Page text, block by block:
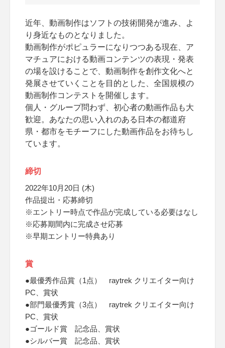
近年、動画制作はソフトの技術開発が進み、よ
り身近なものとなりました。
動画制作がポピュラーになりつつある現在、ア
マチュアにおける動画コンテンツの表現・発表
の場を設けることで、動画制作を創作文化へと
発展させていくことを目的とした、全国規模の
動画制作コンテストを開催します。
個人・グループ問わず、初心者の動画作品も大
歓迎。あなたの思い入れのある日本の都道府
県・都市をモチーフにした動画作品をお待ちし
ています。
締切
2022年10月20日 (木)
作品提出・応募締切
※エントリー時点で作品が完成している必要はなし
※応募期間内に完成させ応募
※早期エントリー特典あり
賞
●最優秀作品賞（1点） raytrek クリエイター向け
PC、賞状
●部門最優秀賞（3点） raytrek クリエイター向け
PC、賞状
●ゴールド賞 記念品、賞状
●シルバー賞 記念品、賞状